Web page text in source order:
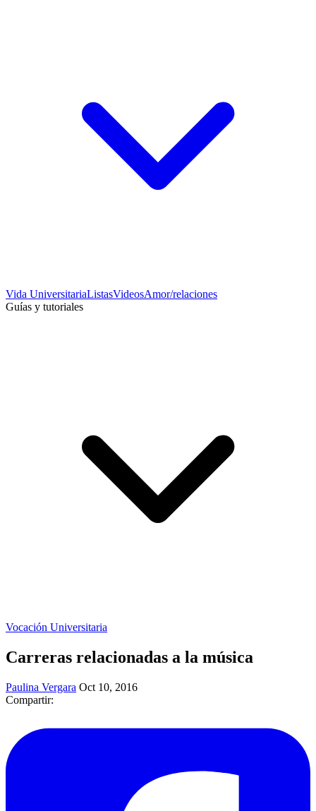
Vida UniversitariaListasVideosAmor/relaciones
Guías y tutoriales
Vocación Universitaria
Carreras relacionadas a la música
Paulina Vergara Oct 10, 2016
Compartir: